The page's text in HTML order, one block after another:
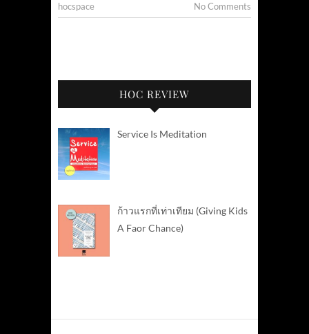
hocspace No Comments
HOC REVIEW
Service Is Meditation
ก้าวแรกที่เท่าเทียม (Giving Kids
A Faor Chance)